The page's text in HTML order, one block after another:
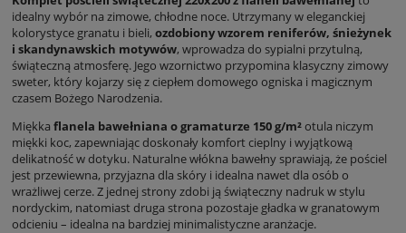
idealny wybór na zimowe, chłodne noce. Utrzymany w eleganckiej
kolorystyce granatu i bieli, ozdobiony wzorem reniferów, śnieżynek
i skandynawskich motywów, wprowadza do sypialni przytulną,
świąteczną atmosferę. Jego wzornictwo przypomina klasyczny zimowy
sweter, który kojarzy się z ciepłem domowego ogniska i magicznym
czasem Bożego Narodzenia.
Miękka flanela bawełniana o gramaturze 150 g/m²otula niczym
miękki koc, zapewniając doskonały komfort cieplny i wyjątkową
delikatność w dotyku. Naturalne włókna bawełny sprawiają, że pościel
jest przewiewna, przyjazna dla skóry i idealna nawet dla osób o
wrażliwej cerze. Z jednej strony zdobi ją świąteczny nadruk w stylu
nordyckim, natomiast druga strona pozostaje gładka w granatowym
odcieniu – idealna na bardziej minimalistyczne aranżacje.